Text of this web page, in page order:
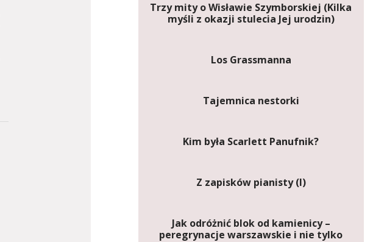
Trzy mity o Wisławie Szymborskiej (Kilka
myśli z okazji stulecia Jej urodzin)
Los Grassmanna
Tajemnica nestorki
Kim była Scarlett Panufnik?
Z zapisków pianisty (I)
Jak odróżnić blok od kamienicy –
peregrynacje warszawskie i nie tylko